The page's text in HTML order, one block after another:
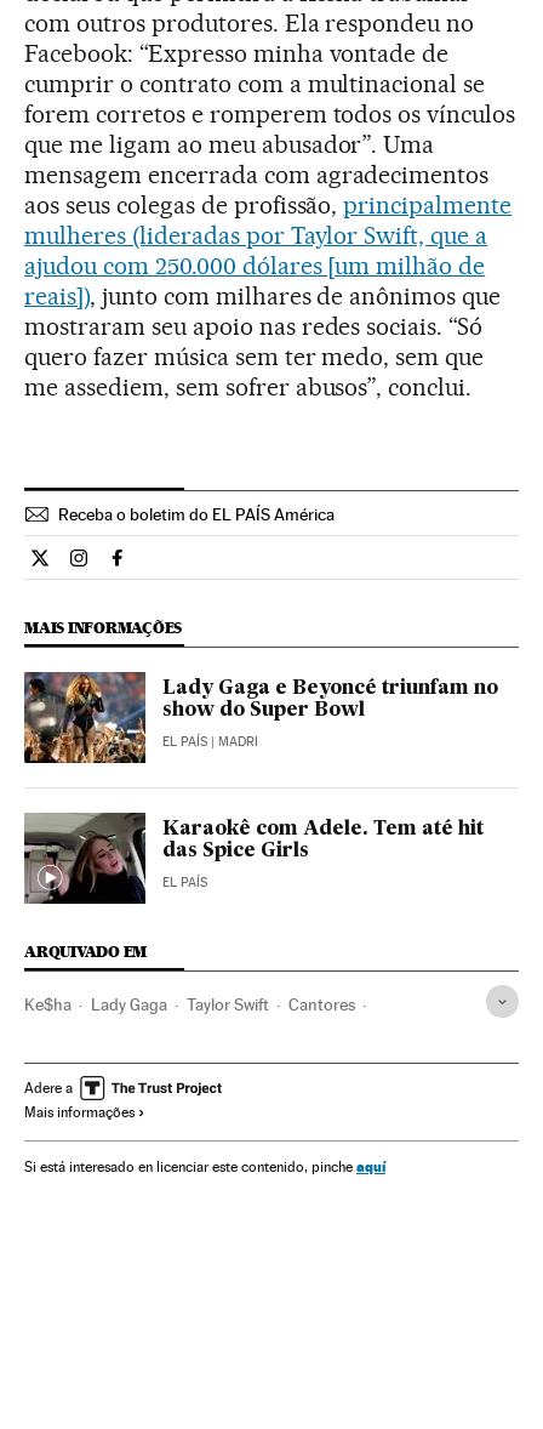
com outros produtores. Ela respondeu no
Facebook: “Expresso minha vontade de
cumprir o contrato com a multinacional se
forem corretos e romperem todos os vínculos
que me ligam ao meu abusador”. Uma
mensagem encerrada com agradecimentos
aos seus colegas de profissão,principalmente
mulheres (lideradas por Taylor Swift, que a
ajudou com 250.000 dólares [um milhão de
reais]), junto com milhares de anônimos que
mostraram seu apoio nas redes sociais. “Só
quero fazer música sem ter medo, sem que
me assediem, sem sofrer abusos”, conclui.
Receba o boletim do EL PAÍS América
Cultura El País Brasil en Twitter
Cultura El País Brasil en Instagram
Cultura El País Brasil en Facebook
MAIS INFORMAÇÕES
Lady Gaga e Beyoncé triunfam no
show do Super Bowl
EL PAÍS | MADRI
Karaokê com Adele. Tem até hit
das Spice Girls
EL PAÍS
ARQUIVADO EM
Ke$ha Lady Gaga Taylor Swift Cantores
Justiça Sociedade
Adere a
Mais informações
Si está interesado en licenciar este contenido, pinche aquí